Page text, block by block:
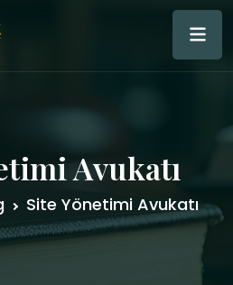
Avukatı
Site Yönetimi Avukatı